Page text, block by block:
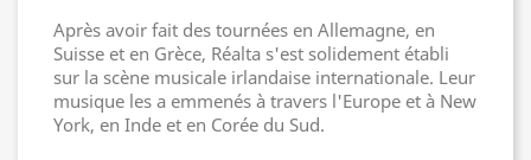
Après avoir fait des tournées en Allemagne, en
Suisse et en Grèce, Réalta s'est solidement établi
sur la scène musicale irlandaise internationale. Leur
musique les a emmenés à travers l'Europe et à New
York, en Inde et en Corée du Sud.